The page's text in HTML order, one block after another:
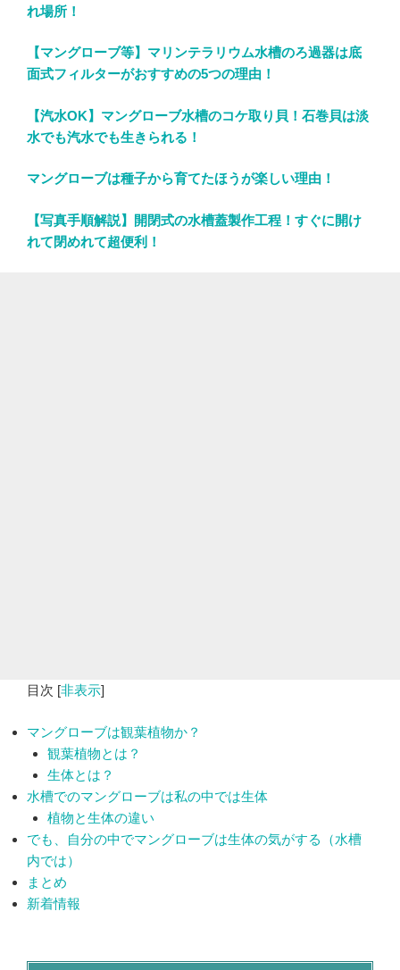
れ場所！
【マングローブ等】マリンテラリウム水槽のろ過器は底
面式フィルターがおすすめの5つの理由！
【汽水OK】マングローブ水槽のコケ取り貝！石巻貝は淡
水でも汽水でも生きられる！
マングローブは種子から育てたほうが楽しい理由！
【写真手順解説】開閉式の水槽蓋製作工程！すぐに開け
れて閉めれて超便利！
目次 [非表示]
マングローブは観葉植物か？
観葉植物とは？
生体とは？
水槽でのマングローブは私の中では生体
植物と生体の違い
でも、自分の中でマングローブは生体の気がする（水槽
内では）
まとめ
新着情報